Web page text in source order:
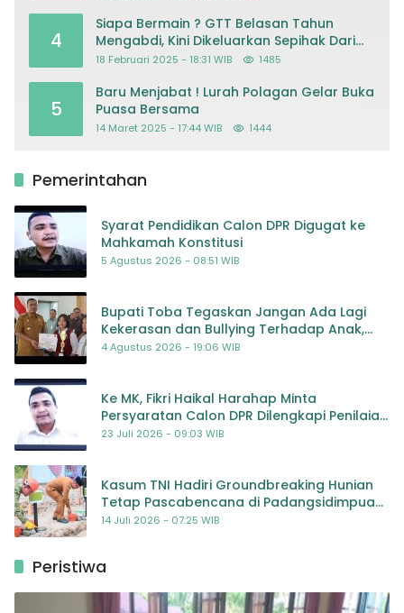
4
Siapa Bermain ? GTT Belasan Tahun
Mengabdi, Kini Dikeluarkan Sepihak Dari
Dapodik
18 Februari 2025 - 18:31 WIB 1485
5
Baru Menjabat ! Lurah Polagan Gelar Buka
Puasa Bersama
14 Maret 2025 - 17:44 WIB 1444
Pemerintahan
Syarat Pendidikan Calon DPR Digugat ke
Mahkamah Konstitusi
5 Agustus 2026 - 08:51 WIB
Bupati Toba Tegaskan Jangan Ada Lagi
Kekerasan dan Bullying Terhadap Anak,
Dorong Kolaborasi Seluruh Pihak
4 Agustus 2026 - 19:06 WIB
Ke MK, Fikri Haikal Harahap Minta
Persyaratan Calon DPR Dilengkapi Penilaian
Kompetensi
23 Juli 2026 - 09:03 WIB
Kasum TNI Hadiri Groundbreaking Hunian
Tetap Pascabencana di Padangsidimpuan,
Harapan Baru bagi Penyintas
14 Juli 2026 - 07:25 WIB
Peristiwa